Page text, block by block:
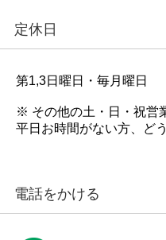
定休日
第1,3日曜日・毎月曜日
※ その他の土・日・祝営
平日お時間がない方、ど
電話をかける